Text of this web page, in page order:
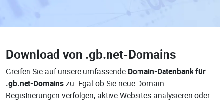
Download von .gb.net-Domains
Greifen Sie auf unsere umfassende Domain-Datenbank für
.gb.net-Domainszu. Egal ob Sie neue Domain-
Registrierungen verfolgen, aktive Websites analysieren oder